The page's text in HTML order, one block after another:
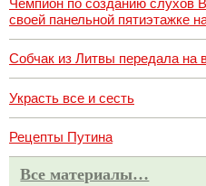
своей панельной пятиэтажке
Собчак из Литвы передала на
Украсть все и сесть
Рецепты Путина
Все материалы…